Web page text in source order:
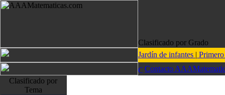
Clasificado por Grado
Jardín de infantes |
Contacto
Clasificado por
Tema